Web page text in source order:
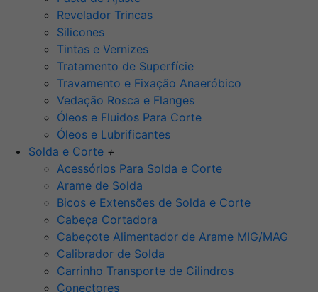
Revelador Trincas
Silicones
Tintas e Vernizes
Tratamento de Superfície
Travamento e Fixação Anaeróbico
Vedação Rosca e Flanges
Óleos e Fluidos Para Corte
Óleos e Lubrificantes
Solda e Corte +
Acessórios Para Solda e Corte
Arame de Solda
Bicos e Extensões de Solda e Corte
Cabeça Cortadora
Cabeçote Alimentador de Arame MIG/MAG
Calibrador de Solda
Carrinho Transporte de Cilindros
Conectores